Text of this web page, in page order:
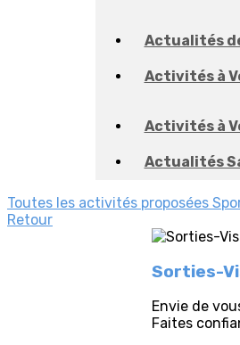
Actualités
Activités à
Activités à
Actualités
Toutes les activités proposées
Retour
Sorties-
Envie de
Faites